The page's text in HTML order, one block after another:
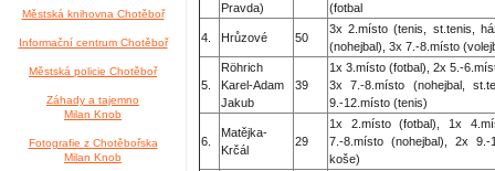
Městská knihovna Chotěboř
Informační centrum Chotěboř
Městská policie Chotěboř
Záhady a tajemno
Milan Knob
Fotografie z Chotěbořska
Milan Knob
Pravda)
(fotbal
4. Hrůzové 50
3x 2.místo (tenis, st.tenis,
(nohejbal), 3x 7.-8.místo
5.
Röhrich
Karel-Adam
Jakub
39
1x 3.místo (fotbal), 2x 5.-
3x 7.-8.místo (nohejbal,
9.-12.místo (tenis)
6.
Matějka-
Krčál
29
1x 2.místo (fotbal), 1x
7.-8.místo (nohejbal), 2x 9.-
koše)